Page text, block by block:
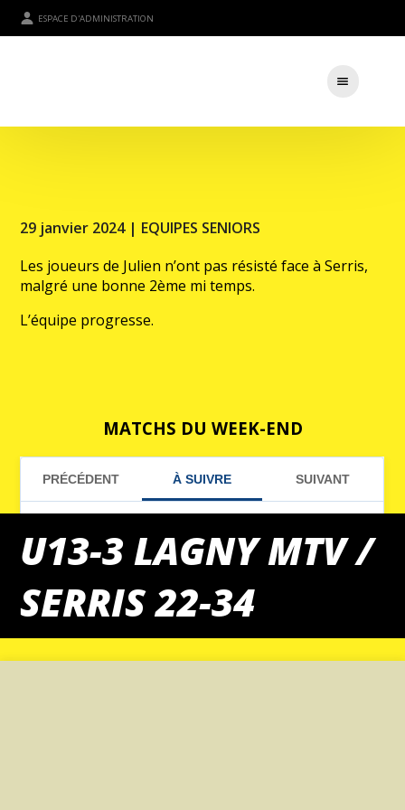
ESPACE D'ADMINISTRATION
U13-3 LAGNY MTV /
SERRIS 22-34
29 janvier 2024 | EQUIPES SENIORS
Les joueurs de Julien n’ont pas résisté face à Serris,
malgré une bonne 2ème mi temps.
L’équipe progresse.
MATCHS DU WEEK-END